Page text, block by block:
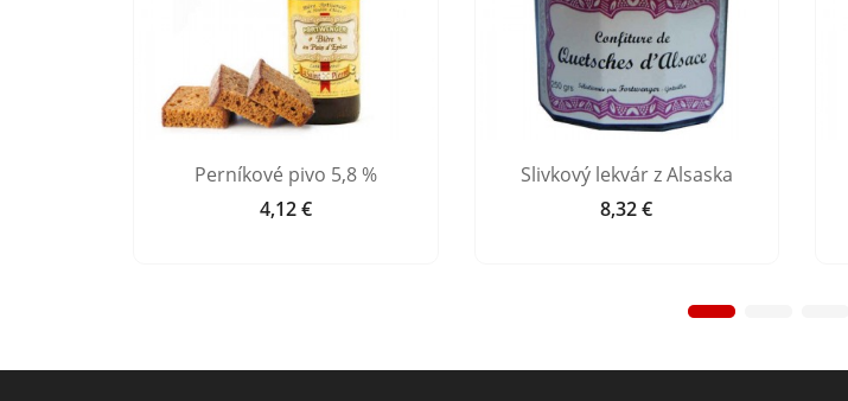
Perníkové pivo 5,8 %
Cena
4,12 €
Slivkový lekvár z Alsaska
Cena
8,32 €